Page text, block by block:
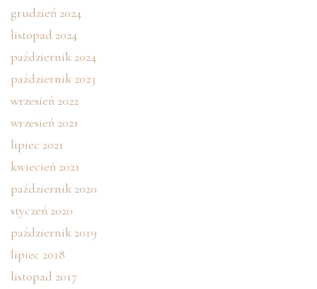
grudzień 2024
listopad 2024
październik 2024
październik 2023
wrzesień 2022
wrzesień 2021
lipiec 2021
kwiecień 2021
październik 2020
styczeń 2020
październik 2019
lipiec 2018
listopad 2017